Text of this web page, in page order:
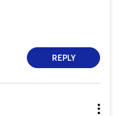
REPLY